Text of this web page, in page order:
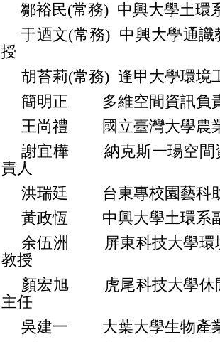
鄒裕民(常務) 中興大學土環
于迺文(常務) 中興大學通識
授
胡苔莉(常務) 逢甲大學環境
簡明正
多維空間資訊負
王尚禮
國立臺灣大學農
謝宜樺
納克斯一瑒空
責人
洪瑞廷
台東專校園藝科
黃政恆
中興大學土環系
余伍洲
屏東科技大學
教授
顏宏旭
虎尾科技大學
主任
吳建一
大葉大學生物產